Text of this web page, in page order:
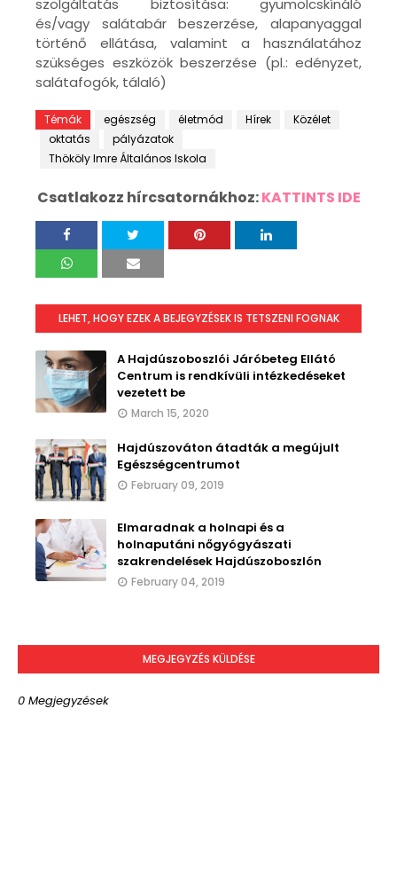
szolgáltatás biztosítása: gyümölcskínáló
és/vagy salátabár beszerzése, alapanyaggal
történő ellátása, valamint a használatához
szükséges eszközök beszerzése (pl.: edényzet,
salátafogók, tálaló)
Témák egészség életmód Hírek
Közélet
oktatás
pályázatok
Thököly Imre Általános Iskola
Csatlakozz hírcsatornákhoz:KATTINTS IDE
LEHET, HOGY EZEK A BEJEGYZÉSEK IS TETSZENI FOGNAK
A Hajdúszoboszlói Járóbeteg Ellátó
Centrum is rendkívüli intézkedéseket
vezetett be
March 15, 2020
Hajdúszováton átadták a megújult
Egészségcentrumot
February 09, 2019
Elmaradnak a holnapi és a
holnaputáni nőgyógyászati
szakrendelések Hajdúszoboszlón
February 04, 2019
MEGJEGYZÉS KÜLDÉSE
0 Megjegyzések